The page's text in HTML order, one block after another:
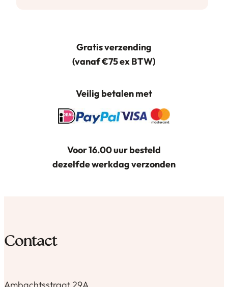
Gratis verzending
(vanaf €75 ex BTW)
Veilig betalen met
Voor 16.00 uur besteld
dezelfde werkdag verzonden
Contact
Ambachtsstraat 29A